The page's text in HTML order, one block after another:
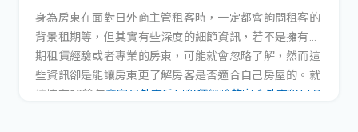
內人士揭秘：80%以上的日韓外商主管租屋都看看
這4個眉角！
身為房東在面對日外商主管租客時，一定都會詢問租客的
背景租期等，但其實有些深度的細節資訊，若不是擁有長
期租賃經驗或者專業的房東，可能就會忽略了解，然而這
些資訊卻是能讓房東更了解房客是否適合自己房屋的。就
讓擁有10餘年豐富日外商房屋租賃經驗的家合外商租屋公